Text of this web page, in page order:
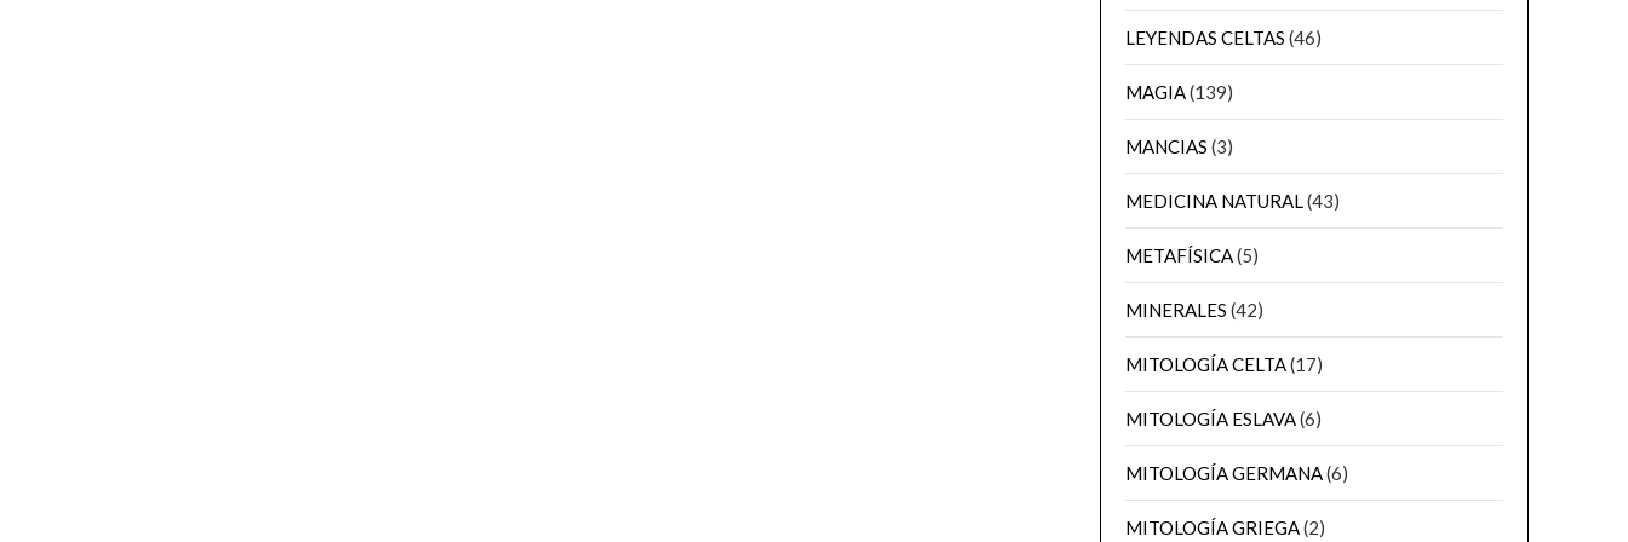
LEYENDAS CELTAS (46)
MAGIA(139)
MANCIAS (3)
MEDICINA NATURAL(43)
METAFÍSICA(5)
MINERALES (42)
MITOLOGÍA CELTA(17)
MITOLOGÍA ESLAVA(6)
MITOLOGÍA GERMANA(6)
MITOLOGÍA GRIEGA(2)